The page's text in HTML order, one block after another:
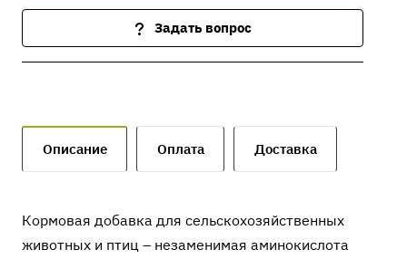
Задать вопрос
Описание Оплата Доставка
Кормовая добавка для сельскохозяйственных
животных и птиц – незаменимая аминокислота